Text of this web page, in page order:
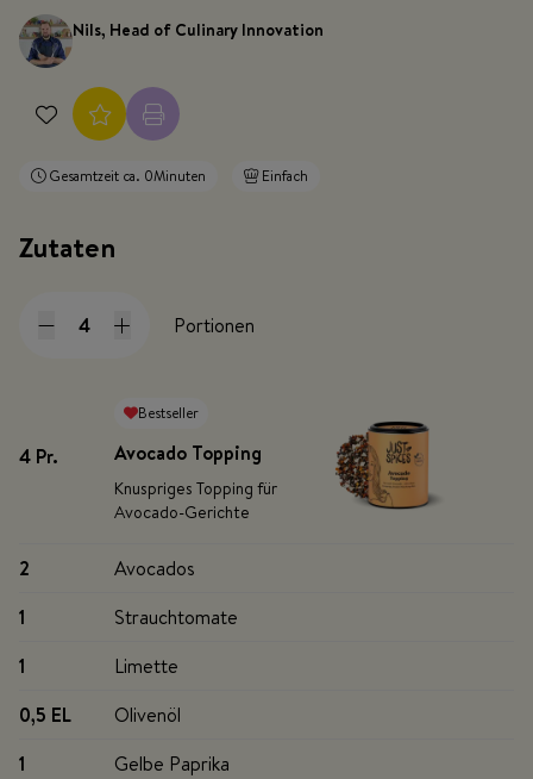
Nils, Head of Culinary Innovation
Gesamtzeit ca. 0Minuten Einfach
Zutaten
Portionen
4 Pr.
Bestseller
Avocado Topping
Knuspriges Topping für
Avocado-Gerichte
2
Avocados
1
Strauchtomate
1
Limette
0,5 EL
Olivenöl
1
Gelbe Paprika